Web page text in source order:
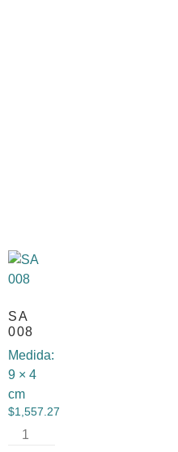
SA
008
Medida:
9 × 4
cm
$1,557.27